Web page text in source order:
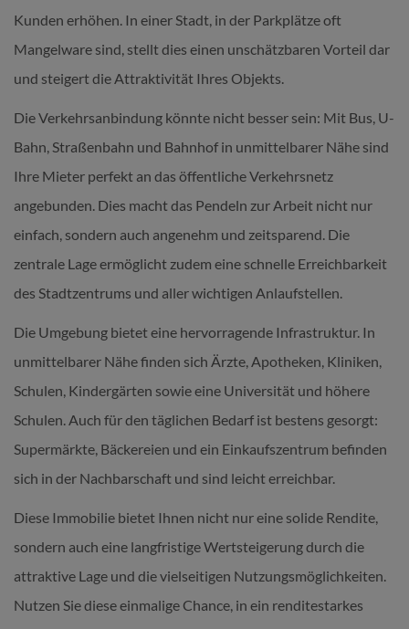
Kunden erhöhen. In einer Stadt, in der Parkplätze oft
Mangelware sind, stellt dies einen unschätzbaren Vorteil dar
und steigert die Attraktivität Ihres Objekts.
Die Verkehrsanbindung könnte nicht besser sein: Mit Bus, U-
Bahn, Straßenbahn und Bahnhof in unmittelbarer Nähe sind
Ihre Mieter perfekt an das öffentliche Verkehrsnetz
angebunden. Dies macht das Pendeln zur Arbeit nicht nur
einfach, sondern auch angenehm und zeitsparend. Die
zentrale Lage ermöglicht zudem eine schnelle Erreichbarkeit
des Stadtzentrums und aller wichtigen Anlaufstellen.
Die Umgebung bietet eine hervorragende Infrastruktur. In
unmittelbarer Nähe finden sich Ärzte, Apotheken, Kliniken,
Schulen, Kindergärten sowie eine Universität und höhere
Schulen. Auch für den täglichen Bedarf ist bestens gesorgt:
Supermärkte, Bäckereien und ein Einkaufszentrum befinden
sich in der Nachbarschaft und sind leicht erreichbar.
Diese Immobilie bietet Ihnen nicht nur eine solide Rendite,
sondern auch eine langfristige Wertsteigerung durch die
attraktive Lage und die vielseitigen Nutzungsmöglichkeiten.
Nutzen Sie diese einmalige Chance, in ein renditestarkes